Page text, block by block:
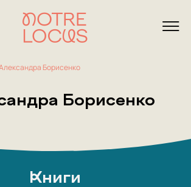
Борисенко
Борисенко
Книги